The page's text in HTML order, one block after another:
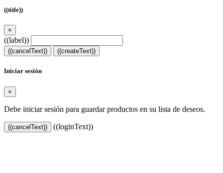
((title))
×
((label))
((cancelText)) ((createText))
Iniciar sesión
×
Debe iniciar sesión para guardar productos en su lista de deseos.
((cancelText)) ((loginText))